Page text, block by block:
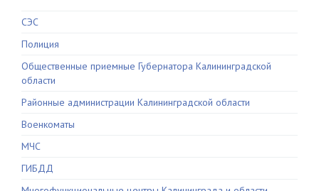
СЭС
Полиция
Общественные приемные Губернатора Калининградской
области
Районные администрации Калининградской области
Военкоматы
МЧС
ГИБДД